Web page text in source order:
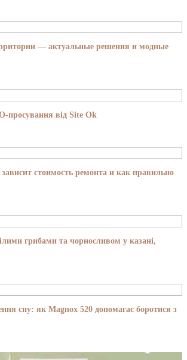
— актуальные решения и модные
просування від Site Ok
стоимость ремонта и как правильно
грибами та чорносливом у казані,
сну: як Magnox 520 допомагає боротися з